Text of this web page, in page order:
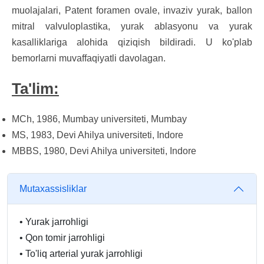
muolajalari, Patent foramen ovale, invaziv yurak, ballon
mitral valvuloplastika, yurak ablasyonu va yurak
kasalliklariga alohida qiziqish bildiradi. U ko'plab
bemorlarni muvaffaqiyatli davolagan.
Ta'lim:
MCh, 1986, Mumbay universiteti, Mumbay
MS, 1983, Devi Ahilya universiteti, Indore
MBBS, 1980, Devi Ahilya universiteti, Indore
Mutaxassisliklar
• Yurak jarrohligi
• Qon tomir jarrohligi
• To'liq arterial yurak jarrohligi